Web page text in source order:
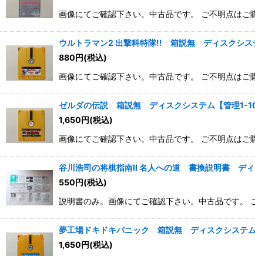
画像にてご確認下さい。中古品です。 ご不明点はご
ウルトラマン2 出撃科特隊!! 箱説無 ディスクシス
880円(税込)
画像にてご確認下さい。中古品です。 ご不明点はご
ゼルダの伝説 箱説無 ディスクシステム【管理1-10
1,650円(税込)
画像にてご確認下さい。中古品です。 ご不明点はご
谷川浩司の将棋指南II 名人への道 書換説明書 ディ
550円(税込)
説明書のみ。画像にてご確認下さい。中古品です。
夢工場ドキドキパニック 箱説無 ディスクシステム
1,650円(税込)